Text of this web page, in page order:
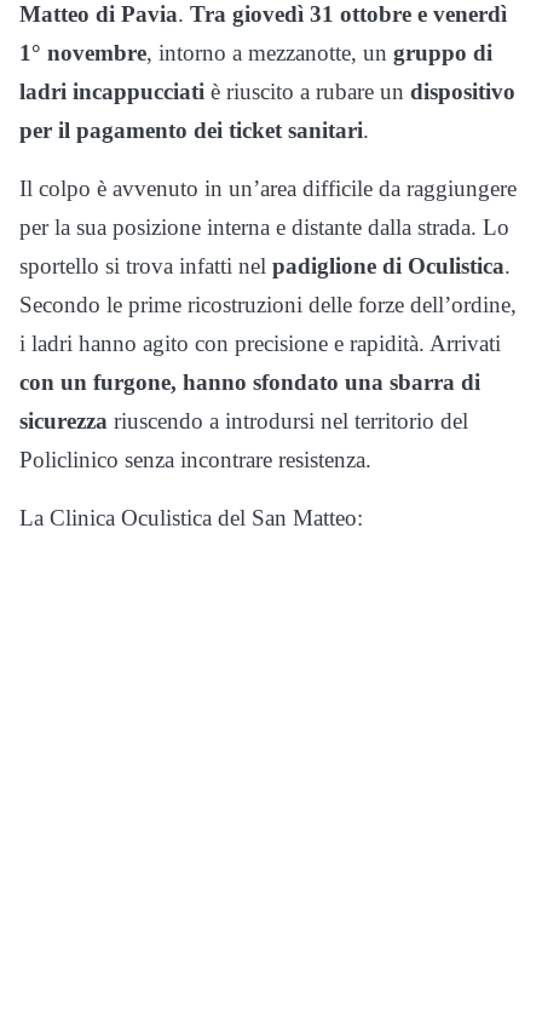
Matteo di Pavia. Tra giovedì 31 ottobre e venerdì
1° novembre, intorno a mezzanotte, un gruppo di
ladri incappucciati è riuscito a rubare un dispositivo
per il pagamento dei ticket sanitari.
Il colpo è avvenuto in un’area difficile da raggiungere
per la sua posizione interna e distante dalla strada. Lo
sportello si trova infatti nel padiglione di Oculistica.
Secondo le prime ricostruzioni delle forze dell’ordine,
i ladri hanno agito con precisione e rapidità. Arrivati
con un furgone, hanno sfondato una sbarra di
sicurezza riuscendo a introdursi nel territorio del
Policlinico senza incontrare resistenza.
La Clinica Oculistica del San Matteo: